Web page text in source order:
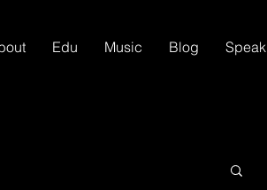
Edu Music Blog Speak